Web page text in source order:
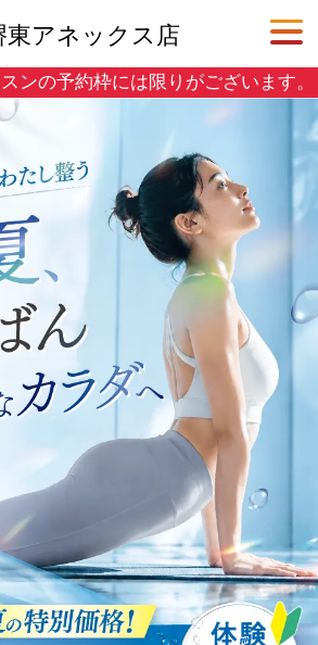
東アネックス店
ンの予約枠には限りがございます。